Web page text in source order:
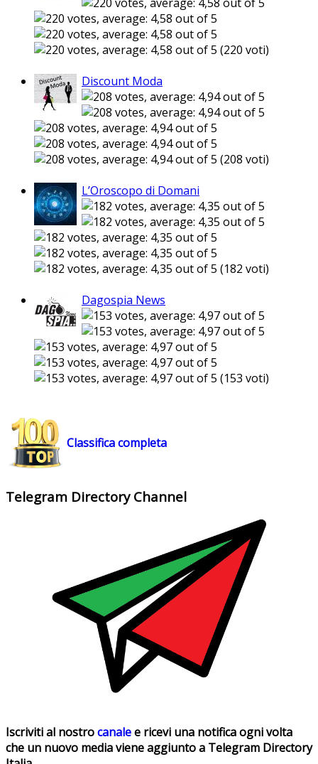
(220 voti)
Discount Moda
(208 voti)
L’Oroscopo di Domani
(182 voti)
Dagospia News
(153 voti)
Classifica completa
Telegram Directory Channel
Iscriviti al nostrocanalee ricevi una notifica ogni volta
che un nuovo media viene aggiunto a Telegram Directory